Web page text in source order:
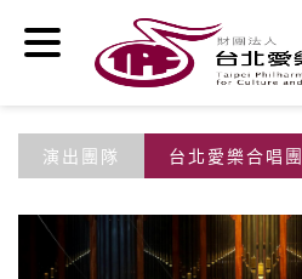
演出團隊 台北愛樂合唱團